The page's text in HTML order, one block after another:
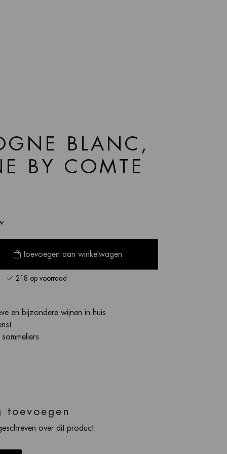
BLANC,
BY COMTE
toevoegen aan winkelwagen
218 op voorraad
en bijzondere wijnen in huis
toevoegen
over dit product.